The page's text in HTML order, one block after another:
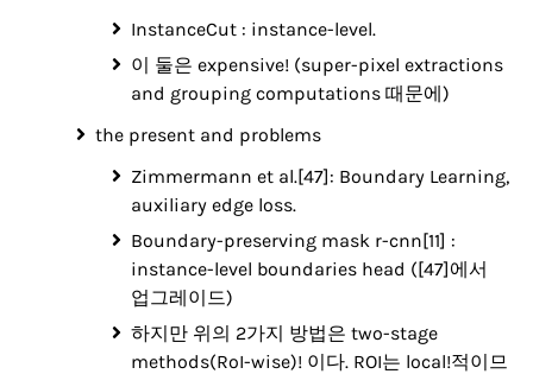
InstanceCut : instance-level.
이 둘은 expensive! (super-pixel extractions
and grouping computations 때문에)
the present and problems
Zimmermann et al.[47]: Boundary Learning,
auxiliary edge loss.
Boundary-preserving mask r-cnn[11] :
instance-level boundaries head ([47]에서
업그레이드)
하지만 위의 2가지 방법은 two-stage
methods(RoI-wise)! 이다. ROI는 local!적이므